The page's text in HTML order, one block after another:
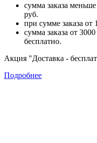
сумма заказа
руб.
при сумме заказа от
сумма заказа от
бесплатно.
Акция "Доставка -
Подробнее